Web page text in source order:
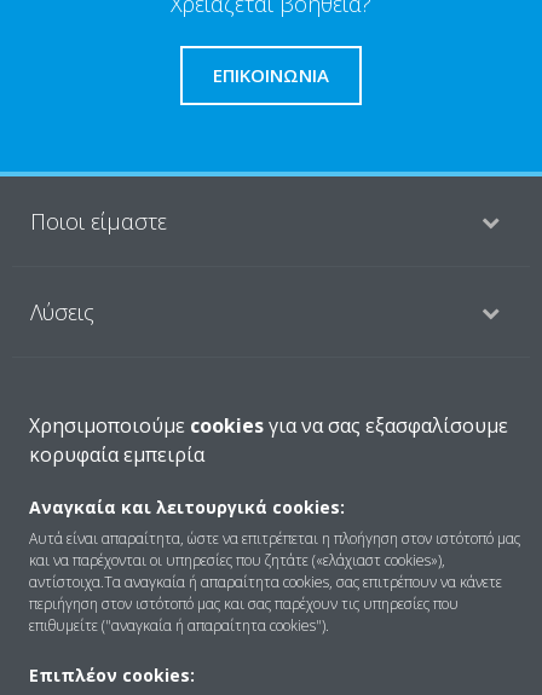
ΕΠΙΚΟΙΝΩΝΊΑ
Ποιοι είμαστε
Λύσεις
Products
Copyright © Daikin
Ανακοίνωση νομικού περιεχομένου
ΠΟΛΙΤΙΚΗ ΧΡΗΣΗΣ COOKIES
Πολιτική Προστασίας Δεδομένων
Χρησιμοποιούμε cookiesγια να σας εξασφαλίσουμε
κορυφαία εμπειρία
Αναγκαία και λειτουργικά cookies:
Αυτά είναι απαραίτητα, ώστε να επιτρέπεται η πλοήγηση στον ιστότοπό μας
και να παρέχονται οι υπηρεσίες που ζητάτε («ελάχιαστ cookies»),
αντίστοιχα.Τα αναγκαία ή απαραίτητα cookies, σας επιτρέπουν να κάνετε
περιήγηση στον ιστότοπό μας και σας παρέχουν τις υπηρεσίες που
επιθυμείτε ("αναγκαία ή απαραίτητα cookies").
Επιπλέον cookies: